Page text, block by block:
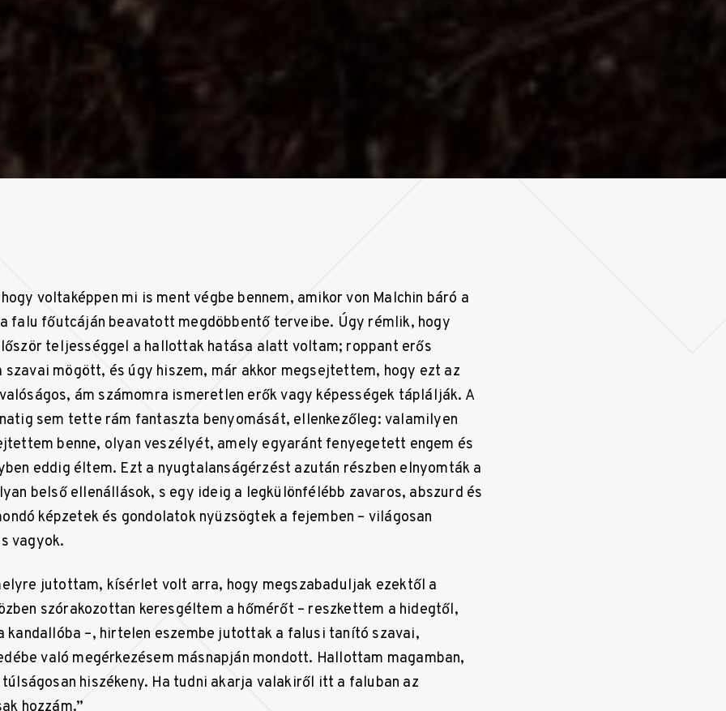
voltaképpen mi is ment végbe bennem, amikor von Malchin báró a
falu főutcáján beavatott megdöbbentő terveibe. Úgy rémlik, hogy
teljességgel a hallottak hatása alatt voltam; roppant erős
mögött, és úgy hiszem, már akkor megsejtettem, hogy ezt az
ám számomra ismeretlen erők vagy képességek táplálják. A
sem tette rám fantaszta benyomását, ellenkezőleg: valamilyen
benne, olyan veszélyét, amely egyaránt fenyegetett engem és
eddig éltem. Ezt a nyugtalanságérzést azután részben elnyomták a
belső ellenállások, s egy ideig a legkülönfélébb zavaros, abszurd és
képzetek és gondolatok nyüzsögtek a fejemben – világosan
vagyok.
jutottam, kísérlet volt arra, hogy megszabaduljak ezektől a
szórakozottan keresgéltem a hőmérőt – reszkettem a hidegtől,
kandallóba –, hirtelen eszembe jutottak a falusi tanító szavai,
való megérkezésem másnapján mondott. Hallottam magamban,
hiszékeny. Ha tudni akarja valakiről itt a faluban az
hozzám.”